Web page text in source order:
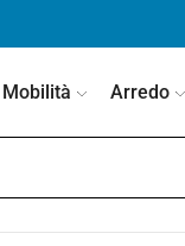
Arredo